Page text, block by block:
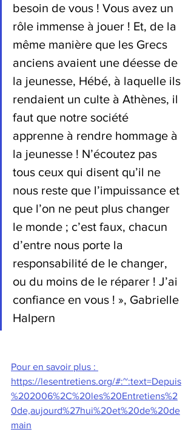
besoin de vous ! Vous avez un
rôle immense à jouer ! Et, de la
même manière que les Grecs
anciens avaient une déesse de
la jeunesse, Hébé, à laquelle ils
rendaient un culte à Athènes, il
faut que notre société
apprenne à rendre hommage à
la jeunesse ! N’écoutez pas
tous ceux qui disent qu’il ne
nous reste que l’impuissance et
que l’on ne peut plus changer
le monde ; c’est faux, chacun
d’entre nous porte la
responsabilité de le changer,
ou du moins de le réparer ! J’ai
confiance en vous ! », Gabrielle
Halpern
Pour en savoir plus :
https://lesentretiens.org/#:~:text=Depuis
%202006%2C%20les%20Entretiens%2
0de,aujourd%27hui%20et%20de%20de
main